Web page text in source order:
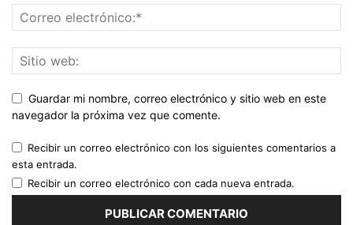
Guardar mi nombre, correo electrónico y sitio web en este
navegador la próxima vez que comente.
Recibir un correo electrónico con los siguientes comentarios a
esta entrada.
Recibir un correo electrónico con cada nueva entrada.